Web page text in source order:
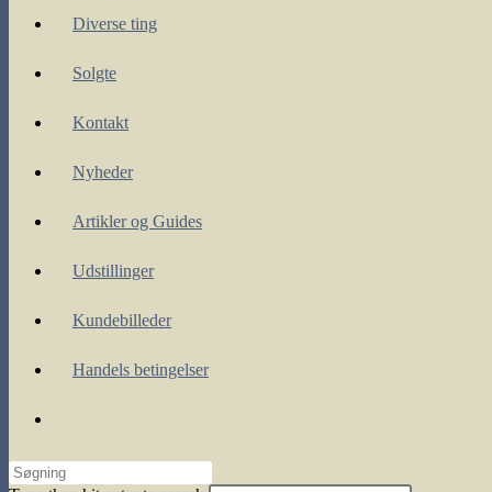
Diverse ting
Solgte
Kontakt
Nyheder
Artikler og Guides
Udstillinger
Kundebilleder
Handels betingelser
website